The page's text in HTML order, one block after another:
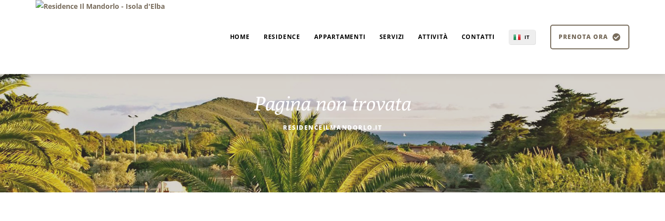
HOME RESIDENCE APPARTAMENTI SERVIZI ATTIVITÀ CONTATTI IT PRENOTA ORA
Pagina non trovata
RESIDENCEILMANDORLO.IT